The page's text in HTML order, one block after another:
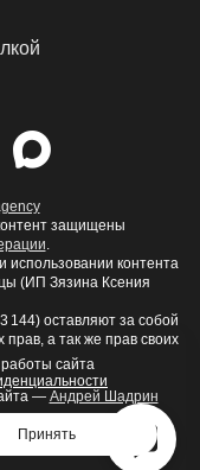
защищены
.
использовании контента
(ИП Зязина Ксения
оставляют за собой
а так же прав своих
— Андрей Шадрин
сайта
Принять